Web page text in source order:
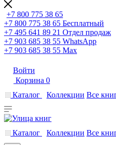
+7 800 775 38 65
+7 800 775 38 65 Бесплатный
+7 495 641 89 21 Отдел продаж
+7 903 685 38 55 WhatsApp
+7 903 685 38 55 Max
Войти
Корзина 0
Каталог
Коллекции Все
Каталог Коллекции Все